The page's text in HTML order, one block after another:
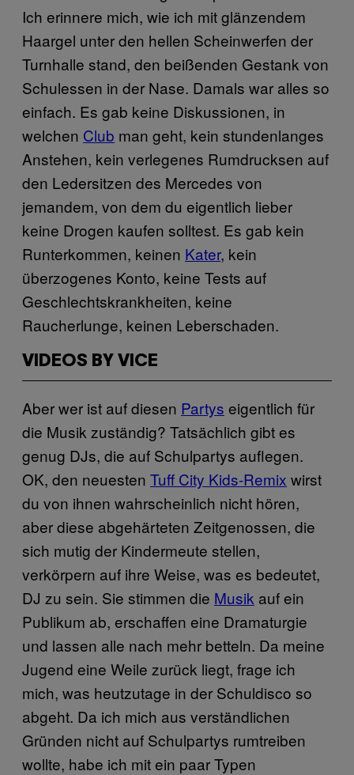
Ich erinnere mich, wie ich mit glänzendem
Haargel unter den hellen Scheinwerfen der
Turnhalle stand, den beißenden Gestank von
Schulessen in der Nase. Damals war alles so
einfach. Es gab keine Diskussionen, in
welchen Club ​ man geht, kein stundenlanges
Anstehen, kein verlegenes Rumdrucksen auf
den Ledersitzen des Mercedes von
jemandem, von dem du eigentlich lieber
keine Drogen kaufen solltest. Es gab kein
Runterkommen, keinen Kater​, kein
überzogenes Konto, keine Tests auf
Geschlechtskrankheiten, keine
Raucherlunge, keinen Leberschaden.
VIDEOS BY VICE
Aber wer ist auf diesen Partys ​ eigentlich für
die Musik zuständig? Tatsächlich gibt es
genug DJs, die auf Schulpartys auflegen.
OK, den neuesten​ Tuff City Kids-Remix ​ wirst
du von ihnen wahrscheinlich nicht hören,
aber diese abgehärteten Zeitgenossen, die
sich mutig der Kindermeute stellen,
verkörpern auf ihre Weise, was es bedeutet,
DJ zu sein. Sie stimmen die Musik ​ auf ein
Publikum ab, erschaffen eine Dramaturgie
und lassen alle nach mehr betteln. Da meine
Jugend eine Weile zurück liegt, frage ich
mich, was heutzutage in der Schuldisco so
abgeht. Da ich mich aus verständlichen
Gründen nicht auf Schulpartys rumtreiben
wollte, habe ich mit ein paar Typen